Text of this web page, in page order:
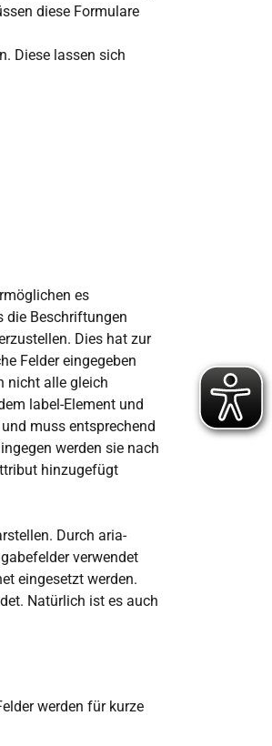
diese Formulare
Diese lassen sich
es
die Beschriftungen
Dies hat zur
Felder eingegeben
nicht alle gleich
label-Element und
muss entsprechend
werden sie nach
hinzugefügt
Durch aria-
verwendet
eingesetzt werden.
Natürlich ist es auch
werden für kurze